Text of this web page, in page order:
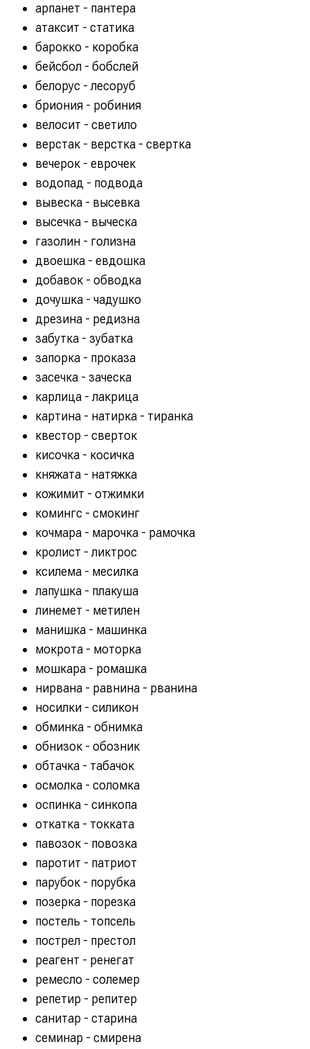
арпанет - пантера
атаксит - статика
барокко - коробка
бейсбол - бобслей
белорус - лесоруб
бриония - робиния
велосит - светило
верстак - верстка - свертка
вечерок - еврочек
водопад - подвода
вывеска - высевка
высечка - выческа
газолин - голизна
двоешка - евдошка
добавок - обводка
дочушка - чадушко
дрезина - редизна
забутка - зубатка
запорка - проказа
засечка - заческа
карлица - лакрица
картина - натирка - тиранка
квестор - сверток
кисочка - косичка
княжата - натяжка
кожимит - отжимки
комингс - смокинг
кочмара - марочка - рамочка
кролист - ликтрос
ксилема - месилка
лапушка - плакуша
линемет - метилен
манишка - машинка
мокрота - моторка
мошкара - ромашка
нирвана - равнина - рванина
носилки - силикон
обминка - обнимка
обнизок - обозник
обтачка - табачок
осмолка - соломка
оспинка - синкопа
откатка - токката
павозок - повозка
паротит - патриот
парубок - порубка
позерка - порезка
постель - топсель
пострел - престол
реагент - ренегат
ремесло - солемер
репетир - репитер
санитар - старина
семинар - смирена